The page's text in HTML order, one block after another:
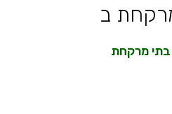
ב
בתי מרקחת